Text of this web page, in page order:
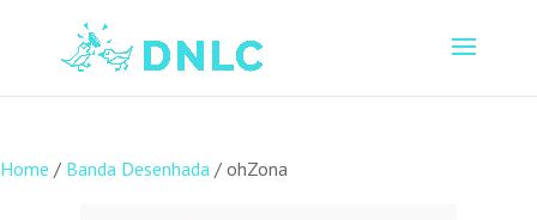
Home / Banda Desenhada / ohZona